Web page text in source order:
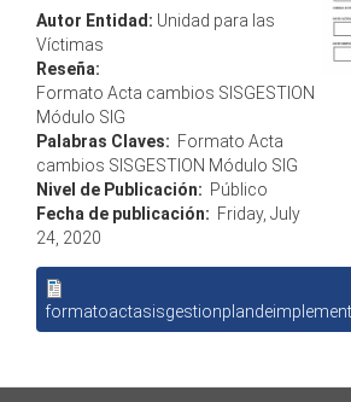
Autor Entidad: Unidad para las
Víctimas
Reseña:
Formato Acta cambios SISGESTION
Módulo SIG
Palabras Claves: Formato Acta
cambios SISGESTION Módulo SIG
Nivel de Publicación: Público
Fecha de publicación: Friday, July
24, 2020